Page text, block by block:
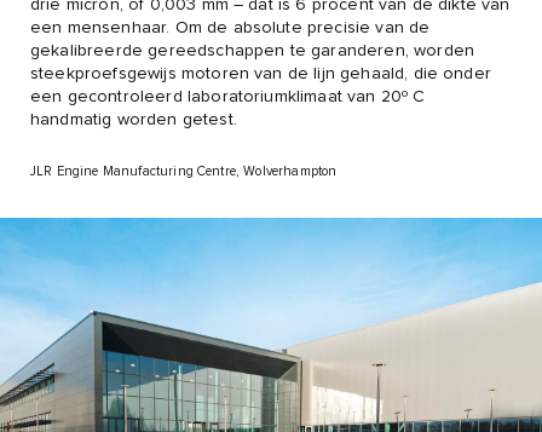
drie micron, of 0,003 mm – dat is 6 procent van de dikte van
een mensenhaar. Om de absolute precisie van de
gekalibreerde gereedschappen te garanderen, worden
steekproefsgewijs motoren van de lijn gehaald, die onder
een gecontroleerd laboratoriumklimaat van 20º C
handmatig worden getest.
JLR Engine Manufacturing Centre, Wolverhampton